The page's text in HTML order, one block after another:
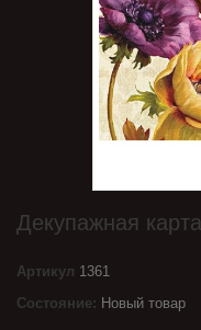
Декупажная
Артикул 1361
Состояние: Новый товар